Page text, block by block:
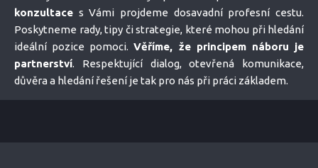
konzultace s Vámi projdeme dosavadní profesní cestu.
Poskytneme rady, tipy či strategie, které mohou při hledání
ideální pozice pomoci.Věříme, že principem náboru je
partnerství. Respektující dialog, otevřená komunikace,
důvěra a hledání řešení je tak pro nás při práci základem.